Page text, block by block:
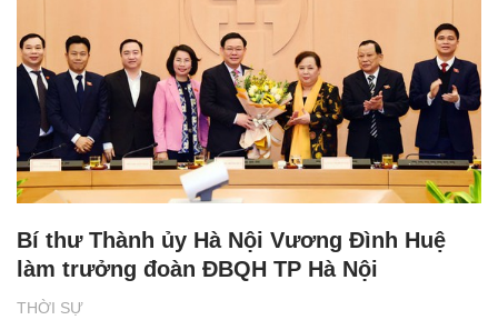
THỜI SỰ
Bí thư Thành ủy Hà Nội Vương Đình Huệ
làm trưởng đoàn ĐBQH TP Hà Nội